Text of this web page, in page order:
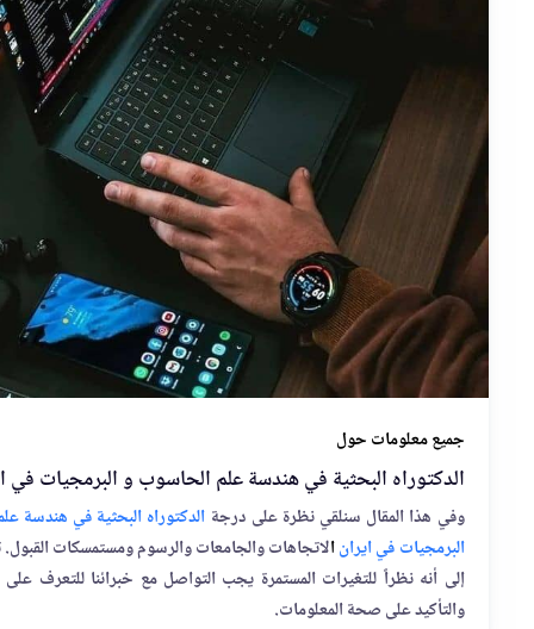
حول
البحثية في هندسة علم الحاسوب و البرمجيات في ايران
المقال سنلقي نظرة على درجةالدكتوراه البحثية في هندسة علم الحاسوب و
في ايرانالاتجاهات والجامعات والرسوم ومستمسكات القبول. تجدر الإشارة
نظراً للتغيرات المستمرة يجب التواصل مع خبرائنا للتعرف على آخر الأوضاع
على صحة المعلومات.